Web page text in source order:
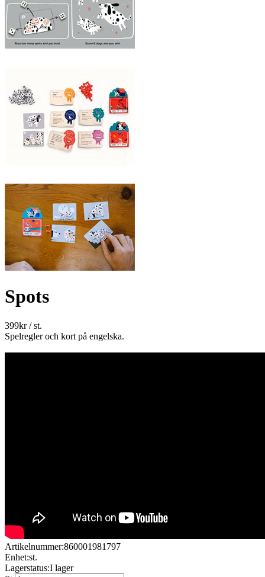
Spots
399kr/ st.
Spelregler och kort på engelska.
Artikelnummer:860001981797
Enhet:st.
Lagerstatus:I lager